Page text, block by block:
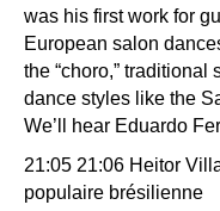
was his first work for
European salon
the “choro,” traditional
dance styles like the
We’ll hear Eduardo
21:05 21:06 Heitor
populaire brésilienne